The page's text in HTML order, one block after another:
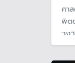
ศา
พิต
วง
ทา